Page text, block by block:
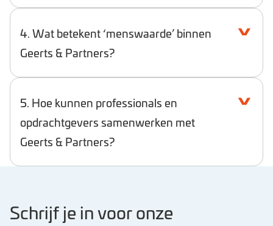
4. Wat betekent ‘menswaarde’ binnen
Geerts & Partners?
5. Hoe kunnen professionals en
opdrachtgevers samenwerken met
Geerts & Partners?
Schrijf je in voor onze